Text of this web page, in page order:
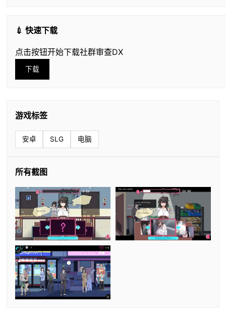
💉 快速下载
点击按钮开始下载社群审查DX
下载
游戏标签
安卓 SLG 电脑
所有截图